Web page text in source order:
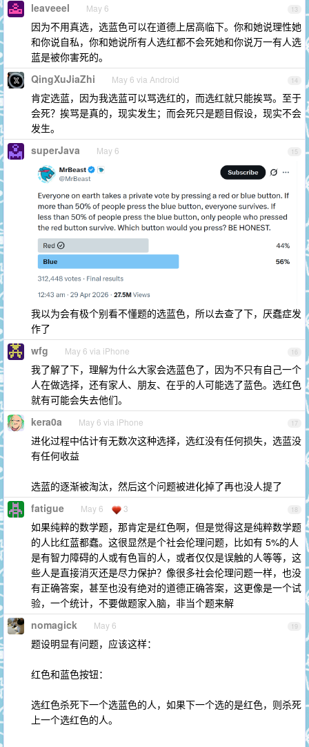
13
leaveeel May 6
因为不用真选，选蓝色可以在道德上居高临下。你和她说理性她
和你说自私，你和她说所有人选红都不会死她和你说万一有人选
蓝是被你害死的。
14
QingXuJiaZhi May 6 via Android
肯定选蓝，因为我选蓝可以骂选红的，而选红就只能挨骂。至于
会死？挨骂是真的，现实发生；而会死只是题目假设，现实不会
发生。
15
superJava May 6
我以为会有极个别看不懂题的选蓝色，所以去查了下，厌蠢症发
作了
16
wfg May 6 via iPhone
我了解了下，理解为什么大家会选蓝色了，因为不只有自己一个
人在做选择，还有家人、朋友、在乎的人可能选了蓝色。选红色
就有可能会失去他们。
17
kera0a May 6 via iPhone
进化过程中估计有无数次这种选择，选红没有任何损失，选蓝没
有任何收益
选蓝的逐渐被淘汰，然后这个问题被进化掉了再也没人提了
18
fatigue May 6 3
如果纯粹的数学题，那肯定是红色啊，但是觉得这是纯粹数学题
的人比红蓝都蠢。这很显然是个社会伦理问题，比如有 5%的人
是有智力障碍的人或有色盲的人，或者仅仅是误触的人等等，这
些人是直接消灭还是尽力保护？像很多社会伦理问题一样，也没
有正确答案，甚至也没有绝对的道德正确答案，这更像是一个试
验，一个统计，不要做题家入脑，非当个题来解
19
nomagick May 6
题设明显有问题，应该这样：
红色和蓝色按钮：
选红色杀死下一个选蓝色的人，如果下一个选的是红色，则杀死
上一个选红色的人。